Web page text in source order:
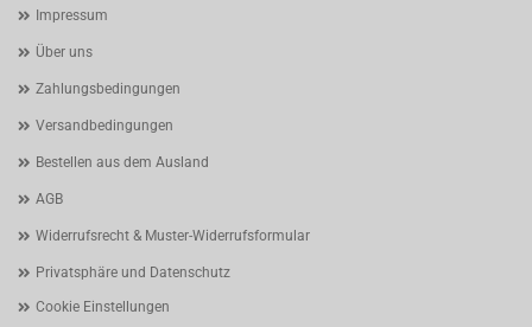
Impressum
Über uns
Zahlungsbedingungen
Versandbedingungen
Bestellen aus dem Ausland
AGB
Widerrufsrecht & Muster-Widerrufsformular
Privatsphäre und Datenschutz
Cookie Einstellungen